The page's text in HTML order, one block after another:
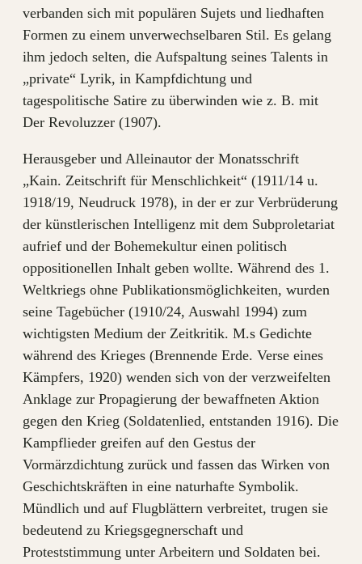
verbanden sich mit populären Sujets und liedhaften
Formen zu einem unverwechselbaren Stil. Es gelang
ihm jedoch selten, die Aufspaltung seines Talents in
„private“ Lyrik, in Kampfdichtung und
tagespolitische Satire zu überwinden wie z. B. mit
Der Revoluzzer (1907).
Herausgeber und Alleinautor der Monatsschrift
„Kain. Zeitschrift für Menschlichkeit“ (1911/14 u.
1918/19, Neudruck 1978), in der er zur Verbrüderung
der künstlerischen Intelligenz mit dem Subproletariat
aufrief und der Bohemekultur einen politisch
oppositionellen Inhalt geben wollte. Während des 1.
Weltkriegs ohne Publikationsmöglichkeiten, wurden
seine Tagebücher (1910/24, Auswahl 1994) zum
wichtigsten Medium der Zeitkritik. M.s Gedichte
während des Krieges (Brennende Erde. Verse eines
Kämpfers, 1920) wenden sich von der verzweifelten
Anklage zur Propagierung der bewaffneten Aktion
gegen den Krieg (Soldatenlied, entstanden 1916). Die
Kampflieder greifen auf den Gestus der
Vormärzdichtung zurück und fassen das Wirken von
Geschichtskräften in eine naturhafte Symbolik.
Mündlich und auf Flugblättern verbreitet, trugen sie
bedeutend zu Kriegsgegnerschaft und
Proteststimmung unter Arbeitern und Soldaten bei.